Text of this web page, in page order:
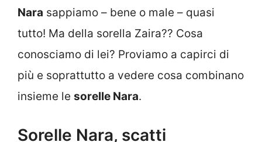
Nara sappiamo – bene o male – quasi
tutto! Ma della sorella Zaira?? Cosa
conosciamo di lei? Proviamo a capirci di
più e soprattutto a vedere cosa combinano
insieme le sorelle Nara.
Sorelle Nara, scatti